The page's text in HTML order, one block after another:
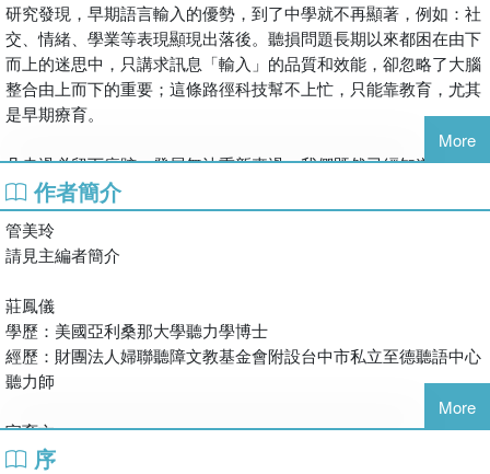
研究發現，早期語言輸入的優勢，到了中學就不再顯著，例如：社
交、情緒、學業等表現顯現出落後。聽損問題長期以來都困在由下
而上的迷思中，只講求訊息「輸入」的品質和效能，卻忽略了大腦
整合由上而下的重要；這條路徑科技幫不上忙，只能靠教育，尤其
是早期療育。
凡走過必留下痕跡，發展無法重新來過。我們既然已經知道影響學
習和成長的關鍵，是嬰幼兒身邊的環境（人、事、物），而激發學
習的隱形力量，是嬰幼兒從出生後與環境互動中所培養的安全感、
獨立自主、情緒調節、品格力等素養，我們怎能置若罔聞而沒有行
動？
坊間有許多聽損、早療、大腦科學、生物學等諸多領域的專業書，
但缺少一本將各領域新知整合並融合在聽損早療實務工作中的參考
書。本書作者基於實際的需求，將理論和實務經驗結合，用淺顯易
懂的方式呈現，幫助父母或早療團隊調整觀念，踏出正確的第一步
More
作者簡介
管美玲
請見主編者簡介
莊鳳儀
學歷：美國亞利桑那大學聽力學博士
經歷：財團法人婦聯聽障文教基金會附設台中市私立至德聽語中心
聽力師
官育文
學歷：國立高雄師範大學特殊教育研究所碩士
More
序